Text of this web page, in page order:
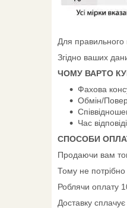
Для правильного
Згідно ваших
ЧОМУ ВАРТО
Фахова
Обмін/
Час
СПОСОБИ
Продаючи вам
Тому не
Роблячи оплату
Доставку